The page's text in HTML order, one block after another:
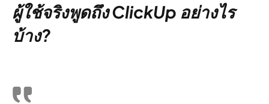
ผู้ใช้จริงพูดถึง ClickUp อย่างไร
บ้าง?